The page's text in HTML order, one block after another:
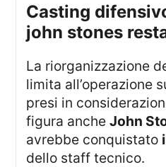
casting difensivo juventus,
john stones
La riorganizzazione della difesa non si
limita all’operazione
presi in
figura ancheJohn
avrebbe conquistato
dello staff tecnico.